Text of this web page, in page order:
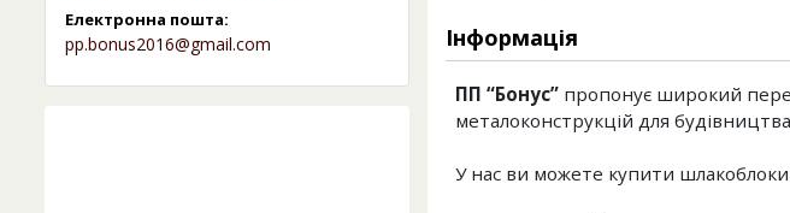
Електронна пошта:
pp.bonus2016@gmail.com Інформація
ПП “Бонус”пропонує широкий
металоконструкцій для
У нас ви можете купити